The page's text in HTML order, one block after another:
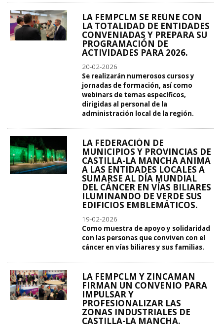
LA FEMPCLM SE REÚNE CON
LA TOTALIDAD DE ENTIDADES
CONVENIADAS Y PREPARA SU
PROGRAMACIÓN DE
ACTIVIDADES PARA 2026.
20-02-2026
Se realizarán numerosos cursos y
jornadas de formación, así como
webinars de temas específicos,
dirigidas al personal de la
administración local de la región.
LA FEDERACIÓN DE
MUNICIPIOS Y PROVINCIAS DE
CASTILLA-LA MANCHA ANIMA
A LAS ENTIDADES LOCALES A
SUMARSE AL DÍA MUNDIAL
DEL CÁNCER EN VÍAS BILIARES
ILUMINANDO DE VERDE SUS
EDIFICIOS EMBLEMÁTICOS.
19-02-2026
Como muestra de apoyo y solidaridad
con las personas que conviven con el
cáncer en vías biliares y sus familias.
LA FEMPCLM Y ZINCAMAN
FIRMAN UN CONVENIO PARA
IMPULSAR Y
PROFESIONALIZAR LAS
ZONAS INDUSTRIALES DE
CASTILLA-LA MANCHA.